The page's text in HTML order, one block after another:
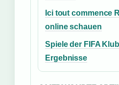
Ici tout commence
online schauen
Spiele der FIFA
Ergebnisse